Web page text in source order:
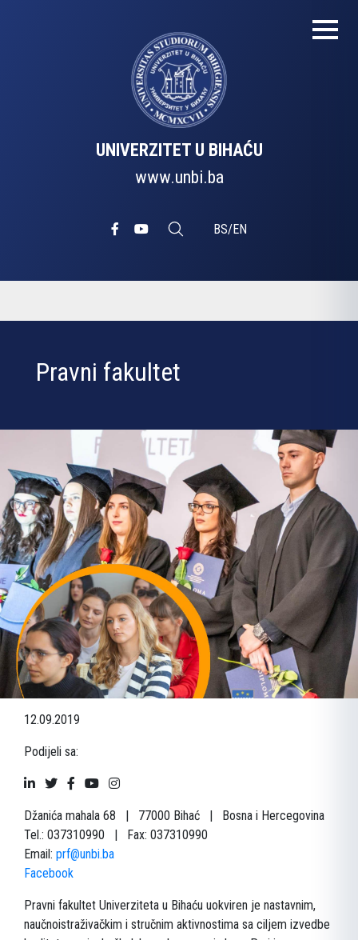
UNIVERZITET U BIHAĆU
www.unbi.ba
BS/EN
Pravni fakultet
12.09.2019
Podijeli sa:
Džanića mahala 68 | 77000 Bihać | Bosna i Hercegovina
Tel.: 037310990 | Fax: 037310990
Email: prf@unbi.ba
Facebook
Pravni fakultet Univerziteta u Bihaću uokviren je nastavnim,
naučnoistraživačkim i stručnim aktivnostima sa ciljem izvedbe